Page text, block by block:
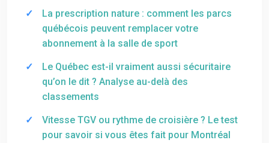
La prescription nature : comment les parcs
québécois peuvent remplacer votre
abonnement à la salle de sport
Le Québec est-il vraiment aussi sécuritaire
qu’on le dit ? Analyse au-delà des
classements
Vitesse TGV ou rythme de croisière ? Le test
pour savoir si vous êtes fait pour Montréal